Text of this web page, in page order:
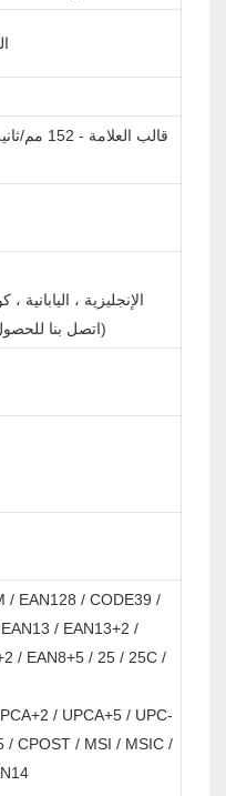
الإنجليزية ،
(اتصل بنا
/ EAN128 / CODE39 /
/ EAN13+2 /
/ EAN8+5 / 25 / 25C /
/ UPCA+5 / UPC-
/ CPOST / MSI / MSIC /